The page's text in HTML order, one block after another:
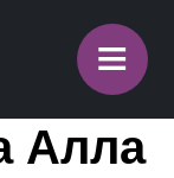
≡
Алла